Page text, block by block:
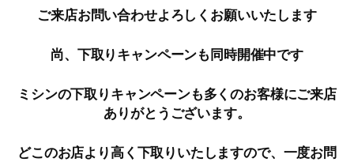
ご来店お問い合わせよろしくお願いいたします
尚、下取りキャンペーンも同時開催中です
ミシンの下取りキャンペーンも多くのお客様にご来店
ありがとうございます。
どこのお店より高く下取りいたしますので、一度お問